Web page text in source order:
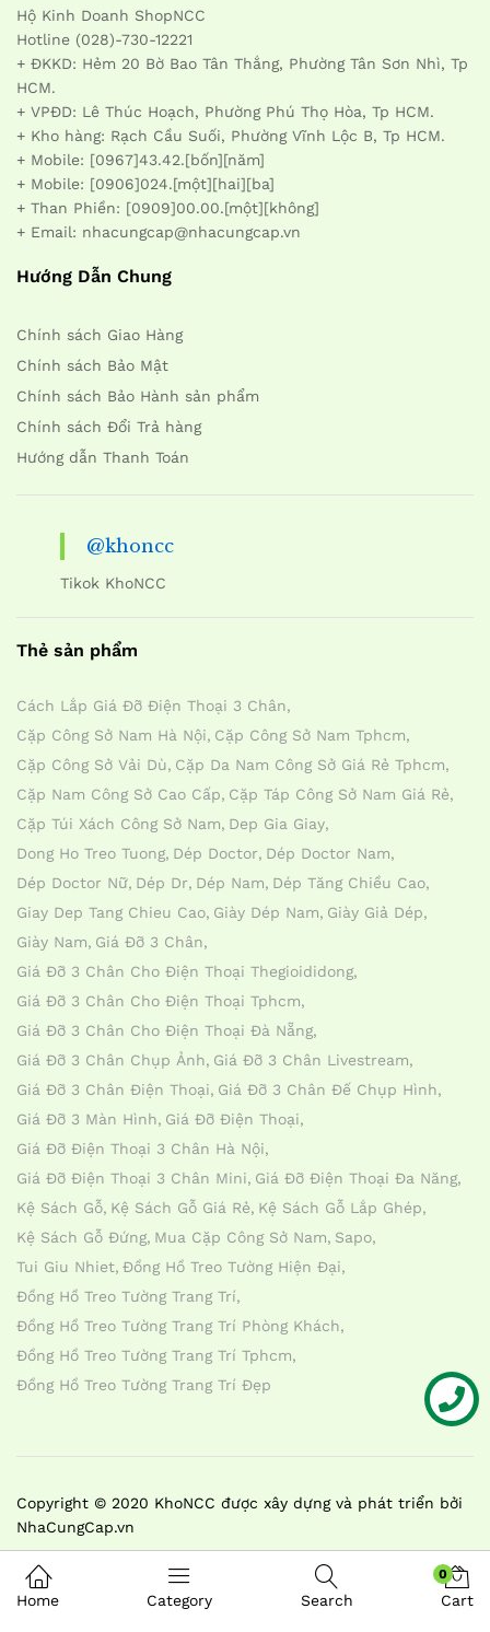
Hộ Kinh Doanh ShopNCC
Hotline (028)-730-12221
+ ĐKKD: Hẻm 20 Bờ Bao Tân Thắng, Phường Tân Sơn Nhì, Tp
HCM.
+ VPĐD: Lê Thúc Hoạch, Phường Phú Thọ Hòa, Tp HCM.
+ Kho hàng: Rạch Cầu Suối, Phường Vĩnh Lộc B, Tp HCM.
+ Mobile: [0967]43.42.[bốn][năm]
+ Mobile: [0906]024.[một][hai][ba]
+ Than Phiền: [0909]00.00.[một][không]
+ Email: nhacungcap@nhacungcap.vn
Hướng Dẫn Chung
Chính sách Giao Hàng
Chính sách Bảo Mật
Chính sách Bảo Hành sản phẩm
Chính sách Đổi Trả hàng
Hướng dẫn Thanh Toán
@khoncc
Tikok KhoNCC
Thẻ sản phẩm
Cách Lắp Giá Đỡ Điện Thoại 3 Chân
Cặp Công Sở Nam Hà Nội Cặp Công Sở Nam Tphcm
Cặp Công Sở Vải Dù Cặp Da Nam Công Sở Giá Rẻ Tphcm
Cặp Nam Công Sở Cao Cấp Cặp Táp Công Sở Nam Giá Rẻ
Cặp Túi Xách Công Sở Nam Dep Gia Giay
Dong Ho Treo Tuong Dép Doctor Dép Doctor Nam
Dép Doctor Nữ Dép Dr Dép Nam Dép Tăng Chiều Cao
Giay Dep Tang Chieu Cao Giày Dép Nam Giày Giả Dép
Giày Nam Giá Đỡ 3 Chân
Giá Đỡ 3 Chân Cho Điện Thoại Thegioididong
Giá Đỡ 3 Chân Cho Điện Thoại Tphcm
Giá Đỡ 3 Chân Cho Điện Thoại Đà Nẵng
Giá Đỡ 3 Chân Chụp Ảnh Giá Đỡ 3 Chân Livestream
Giá Đỡ 3 Chân Điện Thoại Giá Đỡ 3 Chân Đế Chụp Hình
Giá Đỡ 3 Màn Hình Giá Đỡ Điện Thoại
Giá Đỡ Điện Thoại 3 Chân Hà Nội
Giá Đỡ Điện Thoại 3 Chân Mini Giá Đỡ Điện Thoại Đa Năng
Kệ Sách Gỗ Kệ Sách Gỗ Giá Rẻ Kệ Sách Gỗ Lắp Ghép
Kệ Sách Gỗ Đứng Mua Cặp Công Sở Nam Sapo
Tui Giu Nhiet Đồng Hồ Treo Tường Hiện Đại
Đồng Hồ Treo Tường Trang Trí
Đồng Hồ Treo Tường Trang Trí Phòng Khách
Đồng Hồ Treo Tường Trang Trí Tphcm
Đồng Hồ Treo Tường Trang Trí Đẹp
Copyright © 2020 KhoNCC được xây dựng và phát triển bởi
NhaCungCap.vn
Home Category Search
0
Cart
Liên hệ